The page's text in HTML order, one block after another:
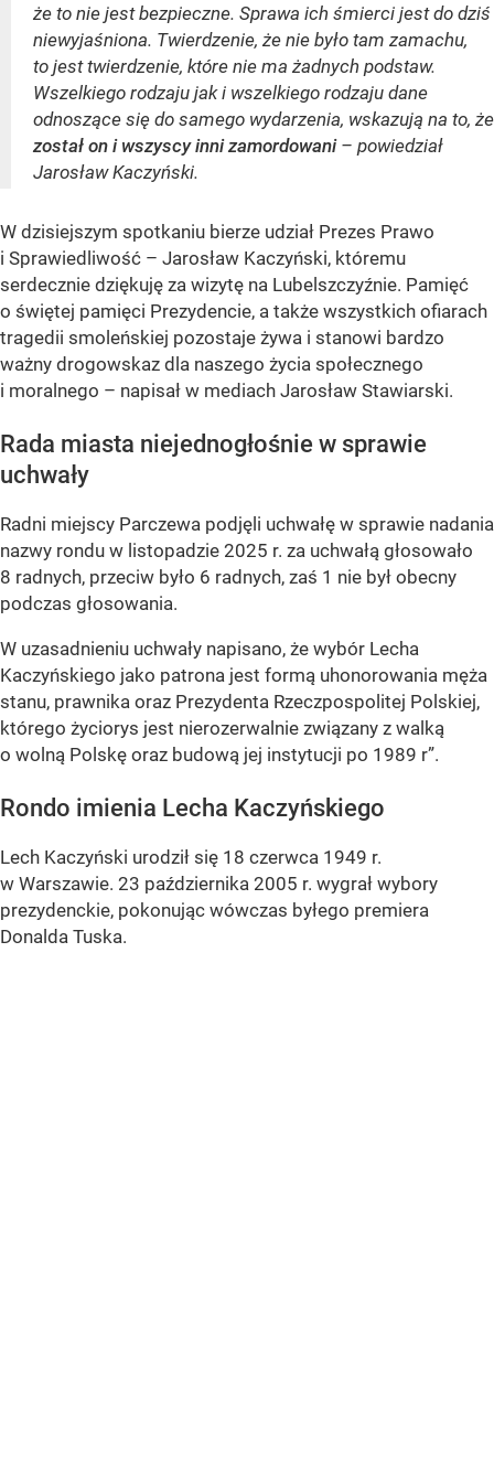
że to nie jest bezpieczne. Sprawa ich śmierci jest do dziś
niewyjaśniona. Twierdzenie, że nie było tam zamachu,
to jest twierdzenie, które nie ma żadnych podstaw.
Wszelkiego rodzaju jak i wszelkiego rodzaju dane
odnoszące się do samego wydarzenia, wskazują na to, że
został on i wszyscy inni zamordowani– powiedział
Jarosław Kaczyński.
W dzisiejszym spotkaniu bierze udział Prezes Prawo
i Sprawiedliwość – Jarosław Kaczyński, któremu
serdecznie dziękuję za wizytę na Lubelszczyźnie. Pamięć
o świętej pamięci Prezydencie, a także wszystkich ofiarach
tragedii smoleńskiej pozostaje żywa i stanowi bardzo
ważny drogowskaz dla naszego życia społecznego
i moralnego – napisał w mediach Jarosław Stawiarski.
Rada miasta niejednogłośnie w sprawie
uchwały
Radni miejscy Parczewa podjęli uchwałę w sprawie nadania
nazwy rondu w listopadzie 2025 r. za uchwałą głosowało
8 radnych, przeciw było 6 radnych, zaś 1 nie był obecny
podczas głosowania.
W uzasadnieniu uchwały napisano, że wybór Lecha
Kaczyńskiego jako patrona jest formą uhonorowania męża
stanu, prawnika oraz Prezydenta Rzeczpospolitej Polskiej,
którego życiorys jest nierozerwalnie związany z walką
o wolną Polskę oraz budową jej instytucji po 1989 r”.
Rondo imienia Lecha Kaczyńskiego
Lech Kaczyński urodził się 18 czerwca 1949 r.
w Warszawie. 23 października 2005 r. wygrał wybory
prezydenckie, pokonując wówczas byłego premiera
Donalda Tuska.